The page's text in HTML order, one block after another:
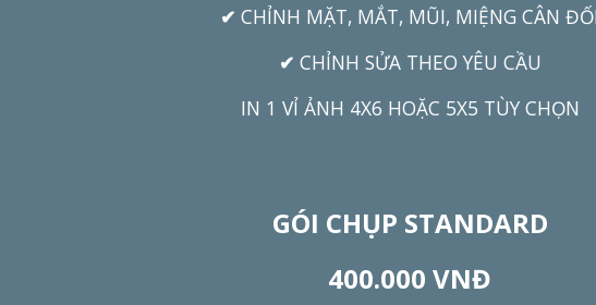
✔ CHỈNH MẶT, MẮT, MŨI, MIỆNG CÂN ĐỐI
✔ CHỈNH SỬA THEO YÊU CẦU
IN 1 VỈ ẢNH 4X6 HOẶC 5X5 TÙY CHỌN
GÓI CHỤP STANDARD
400.000 VNĐ